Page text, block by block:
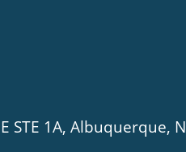
STE 1A, Albuquerque,